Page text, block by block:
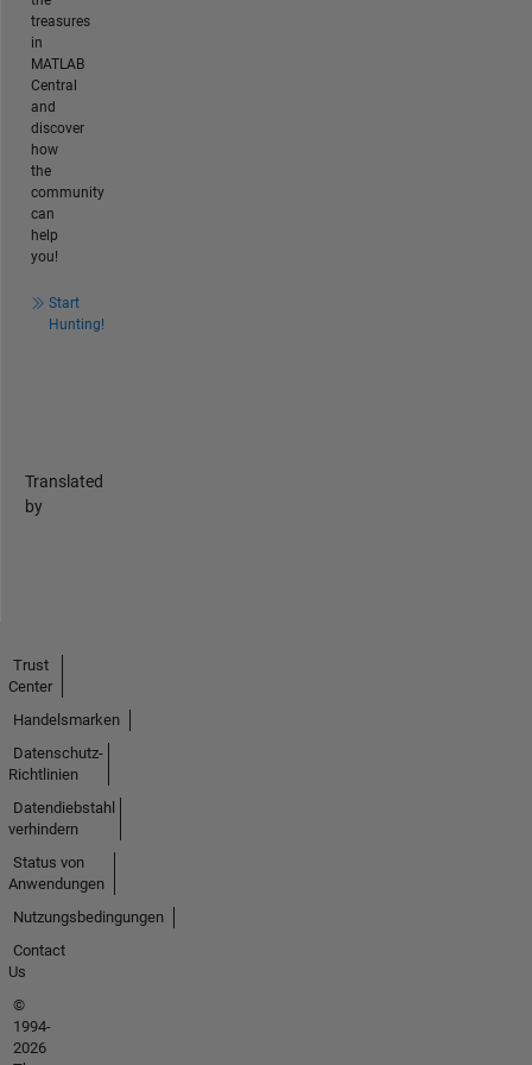
treasures
in
MATLAB
Central
and
discover
how
the
community
can
help
you!
Start
Hunting!
Translated
by
Trust
Center
Handelsmarken
Datenschutz-
Richtlinien
Datendiebstahl
verhindern
Status von
Anwendungen
Nutzungsbedingungen
Contact
Us
©
1994-
2026